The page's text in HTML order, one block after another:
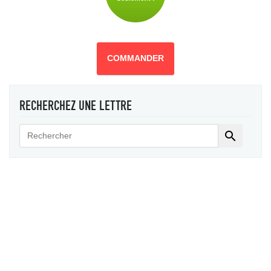
COMMANDER
RECHERCHEZ UNE LETTRE
